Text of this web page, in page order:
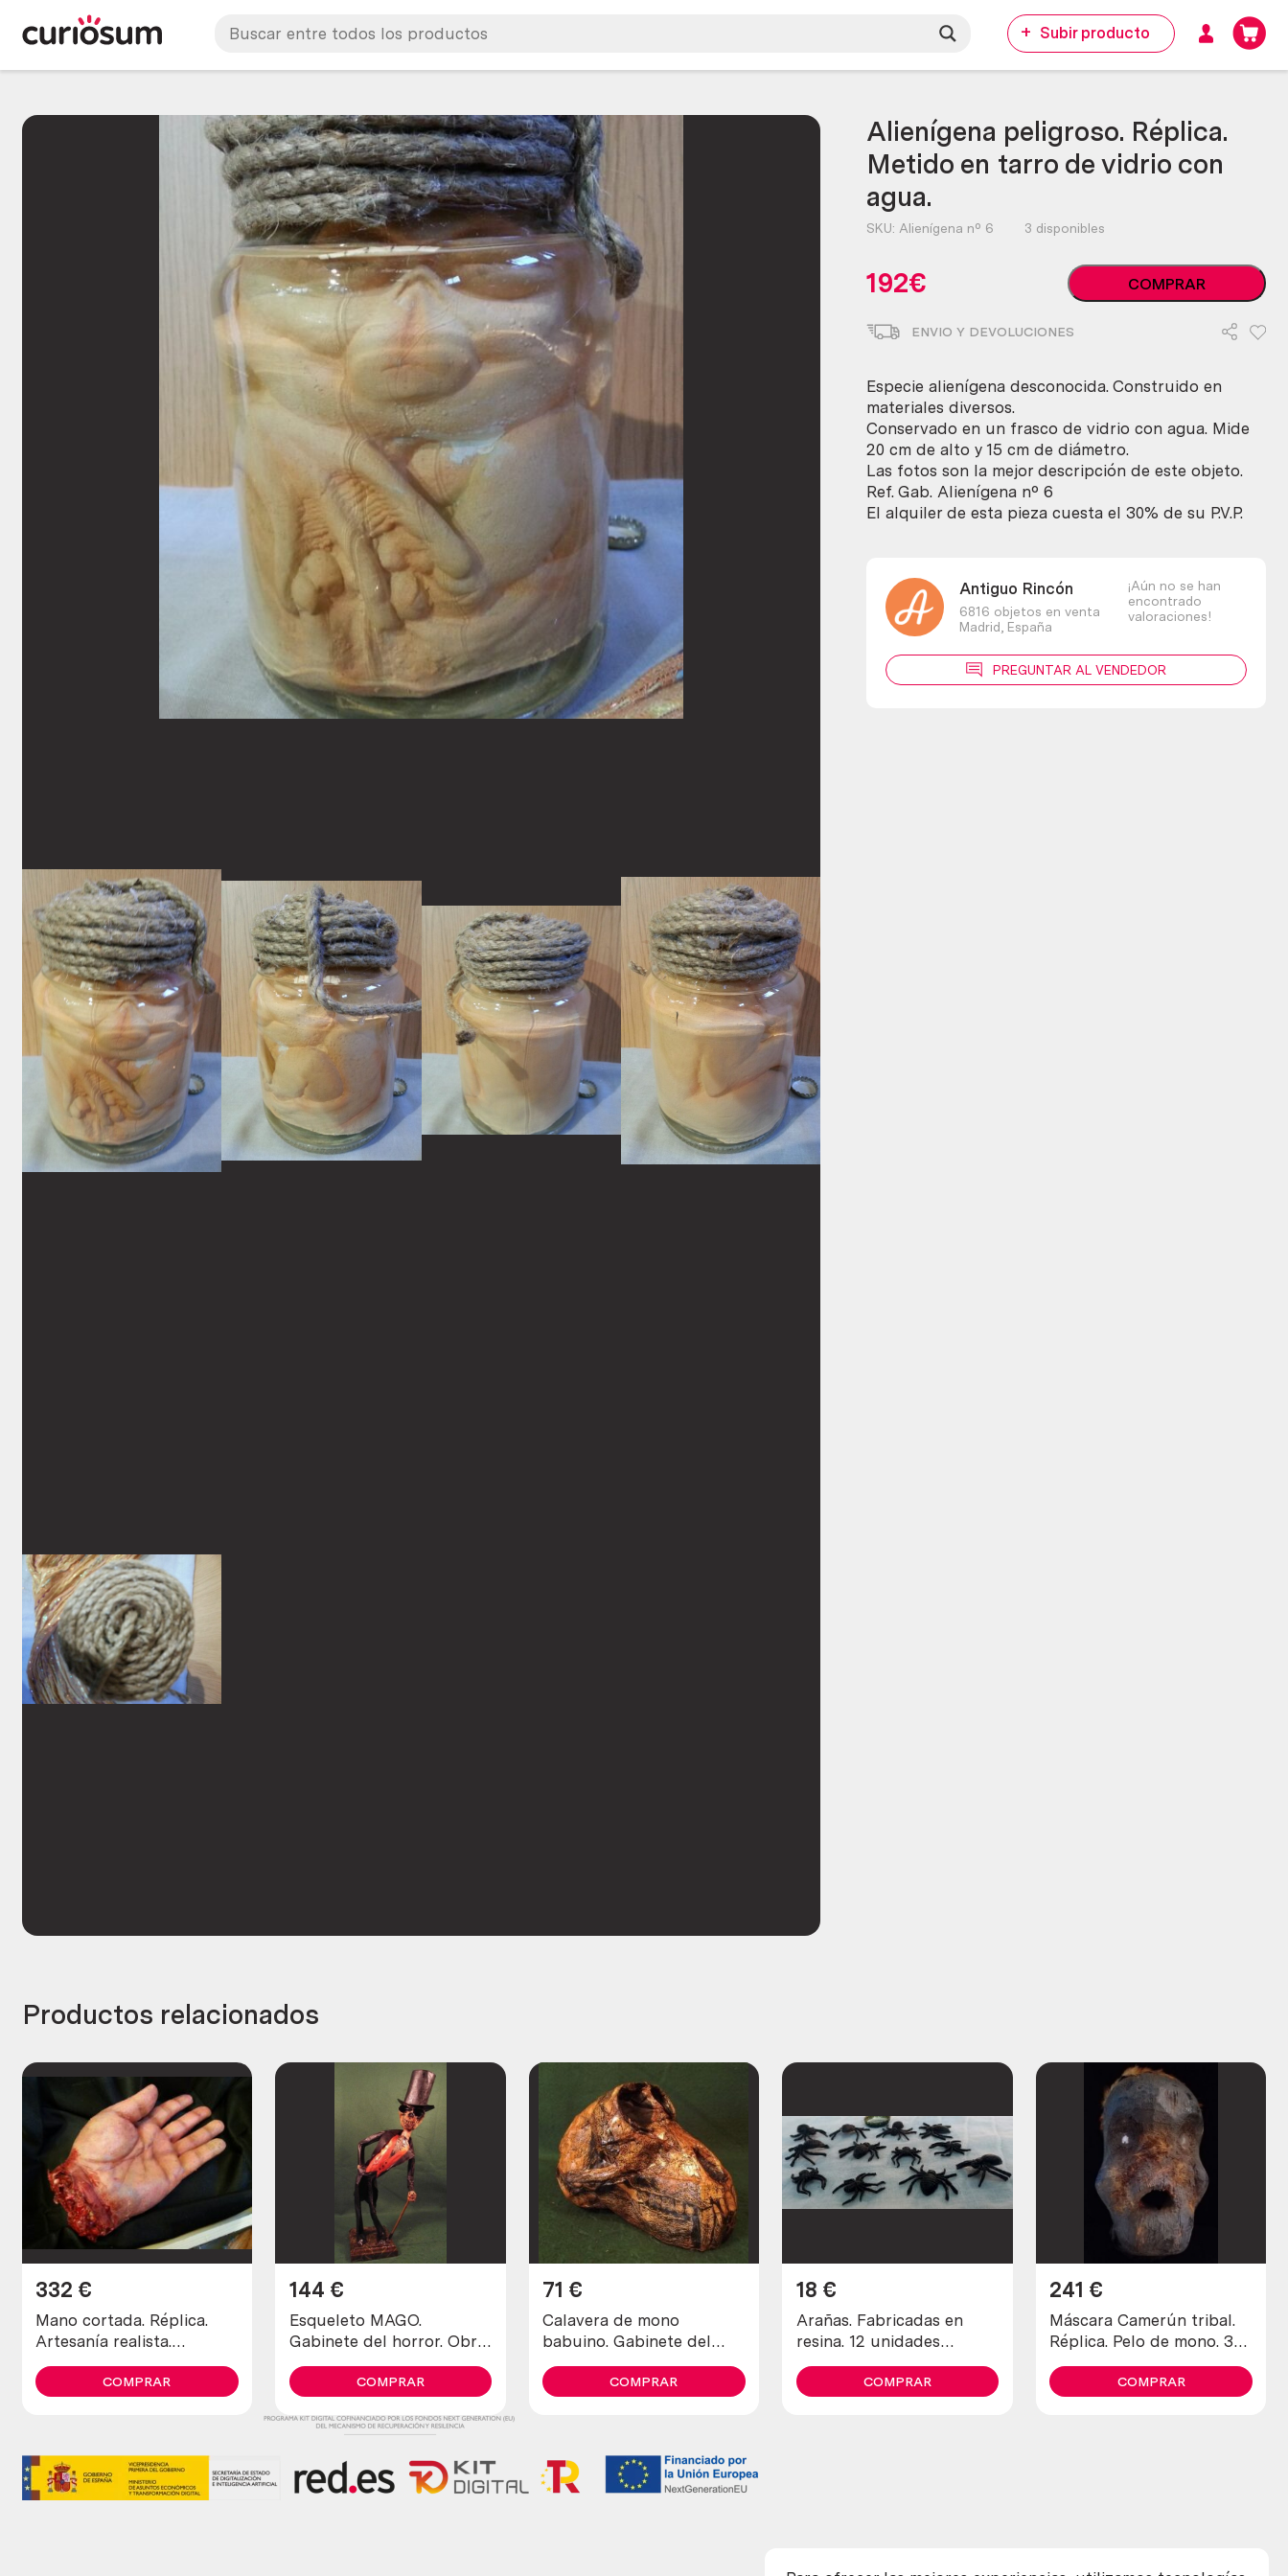
Subir producto
Alienígena peligroso. Réplica.
Metido en tarro de vidrio con
agua.
SKU: Alienígena nº 6 3 disponibles
192€
Alienígena
peligroso.
Metido
tarro
vidrio
con
agua.
cantidad
COMPRAR
ENVIO Y DEVOLUCIONES
Especie alienígena desconocida. Construido en
materiales diversos.
Conservado en un frasco de vidrio con agua. Mide
20 cm de alto y 15 cm de diámetro.
Las fotos son la mejor descripción de este objeto.
Ref. Gab. Alienígena nº 6
El alquiler de esta pieza cuesta el 30% de su P.V.P.
Antiguo Rincón
6816 objetos en venta
Madrid, España
¡Aún no se han
encontrado
valoraciones!
PREGUNTAR AL VENDEDOR
Productos relacionados
Mano cortada. Réplica.
Artesanía realista.
Inspirada en La Bocca
della verita.
332 €
COMPRAR
Esqueleto MAGO.
Gabinete del horror. Obra
realizada en papel maché.
Origen británico.
144 €
COMPRAR
Calavera de mono
babuino. Gabinete del
horror. Obra realizada en
papel maché. Origen
71 €
COMPRAR
Arañas. Fabricadas en
resina. 12 unidades
variadas.
18 €
COMPRAR
Máscara Camerún tribal.
Réplica. Pelo de mono. 30
cm de altura.
Espectacular.
241 €
COMPRAR